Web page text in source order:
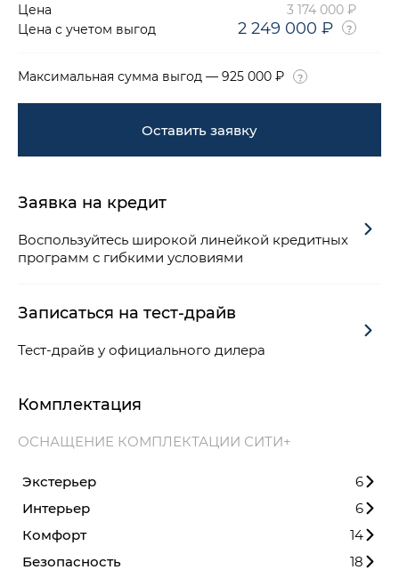
Цена
3 174 000 ₽
Цена с учетом выгод
2 249 000 ₽
Максимальная сумма выгод — 925 000 ₽
Оставить заявку
Заявка на кредит
Воспользуйтесь широкой линейкой кредитных
программ с гибкими условиями
Записаться на тест-драйв
Тест-драйв у официального дилера
Комплектация
ОСНАЩЕНИЕ КОМПЛЕКТАЦИИ СИТИ+
Экстерьер
6
Интерьер
6
Комфорт
14
Безопасность
18